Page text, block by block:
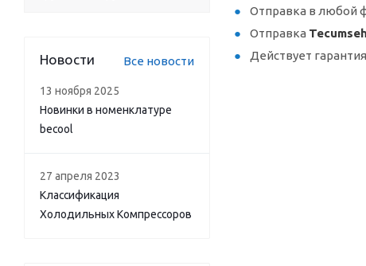
Отправка в любой
Отправка
Действует
Новости Все новости
13 ноября 2025
Новинки в номенклатуре
becool
27 апреля 2023
Классификация
Холодильных Компрессоров